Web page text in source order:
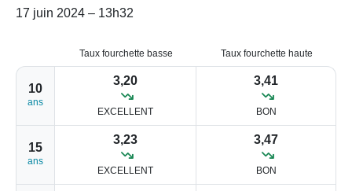
17 juin 2024 – 13h32
Taux fourchette basse Taux fourchette haute
10
ans
3,20
EXCELLENT
3,41
BON
15
ans
3,23
EXCELLENT
3,47
BON